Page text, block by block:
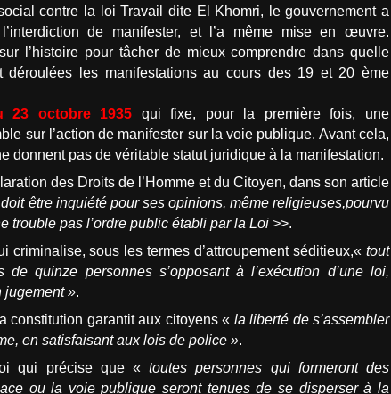
contre la loi Travail dite El Khomri, le gouvernement a
de manifester, et l’a même mise en œuvre.
sur l’histoire pour tâcher de mieux comprendre dans quelle
déroulées les manifestations au cours des 19 et 20 ème
23 octobre 1935
qui fixe, pour la première fois, une
sur l’action de manifester sur la voie publique. Avant cela,
donnent pas de véritable statut juridique à la manifestation.
des Droits de l’Homme et du Citoyen, dans son article
être inquiété pour ses opinions, même religieuses,pourvu
trouble pas l’ordre public établi par la Loi >>.
criminalise, sous les termes d’attroupement séditieux,« tout
de quinze personnes s’opposant à l’exécution d’une loi,
jugement ».
constitution garantit aux citoyens « la liberté de s’assembler
en satisfaisant aux lois de police ».
qui précise que «toutes personnes qui formeront des
ou la voie publique seront tenues de se disperser à la